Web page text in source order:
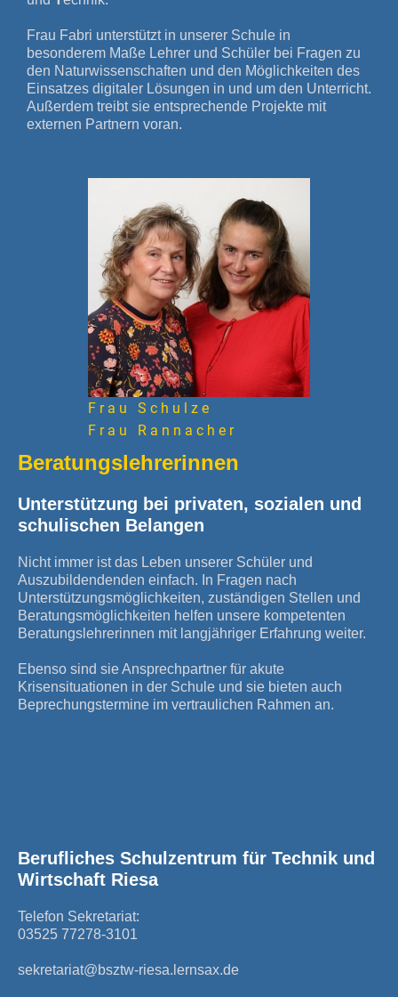
Frau Fabri unterstützt in unserer Schule in
besonderem Maße Lehrer und Schüler bei Fragen zu
den Naturwissenschaften und den Möglichkeiten des
Einsatzes digitaler Lösungen in und um den Unterricht.
Außerdem treibt sie entsprechende Projekte mit
externen Partnern voran.
Frau Schulze
Frau Rannacher
Beratungslehrerinnen
Unterstützung bei privaten, sozialen und
schulischen Belangen
Nicht immer ist das Leben unserer Schüler und
Auszubildendenden einfach. In Fragen nach
Unterstützungsmöglichkeiten, zuständigen Stellen und
Beratungsmöglichkeiten helfen unsere kompetenten
Beratungslehrerinnen mit langjähriger Erfahrung weiter.
Ebenso sind sie Ansprechpartner für akute
Krisensituationen in der Schule und sie bieten auch
Beprechungstermine im vertraulichen Rahmen an.
Berufliches Schulzentrum für Technik und
Wirtschaft Riesa
Telefon Sekretariat:
03525 77278-3101
sekretariat@bsztw-riesa.lernsax.de